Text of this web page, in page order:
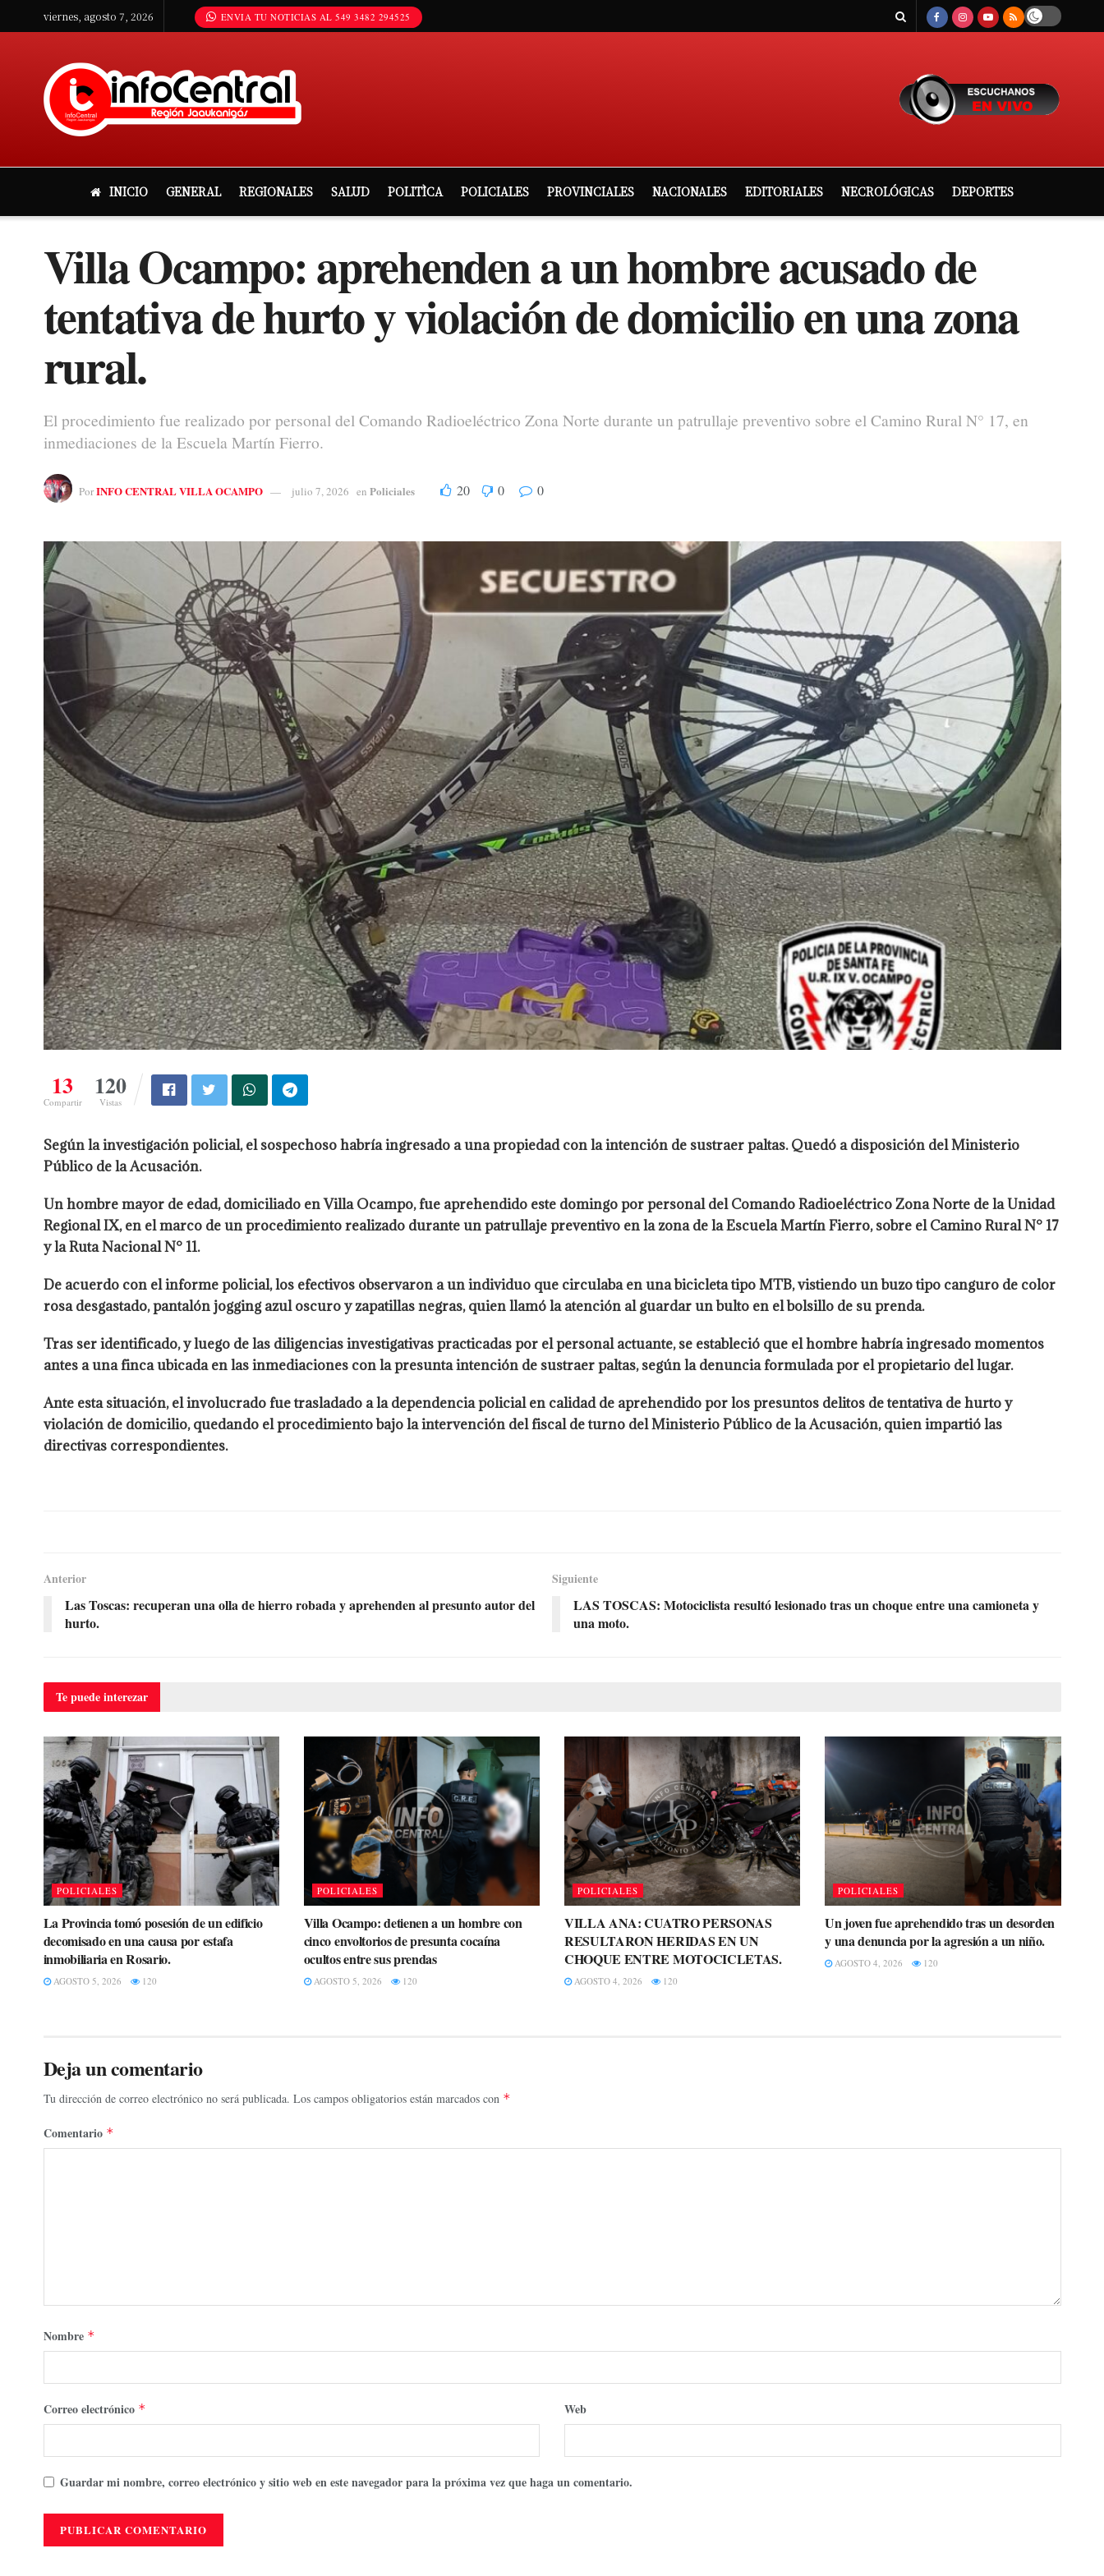
viernes, agosto 7, 2026 ENVIA TU NOTICIAS AL 549 3482 294525
INICIO GENERAL REGIONALES SALUD POLITÌCA POLICIALES PROVINCIALES NACIONALES EDITORIALES NECROLÓGICAS DEPORTES
Villa Ocampo: aprehenden a un hombre acusado de
tentativa de hurto y violación de domicilio en una zona
rural.
El procedimiento fue realizado por personal del Comando Radioeléctrico Zona Norte durante un patrullaje preventivo sobre el Camino Rural N° 17, en
inmediaciones de la Escuela Martín Fierro.
PorINFO CENTRAL VILLA OCAMPO julio 7, 2026 en Policiales 20 0 0
13
Compartir
120
Vistas
Según la investigación policial, el sospechoso habría ingresado a una propiedad con la intención de sustraer paltas. Quedó a disposición del Ministerio
Público de la Acusación.
Un hombre mayor de edad, domiciliado en Villa Ocampo, fue aprehendido este domingo por personal del Comando Radioeléctrico Zona Norte de la Unidad
Regional IX, en el marco de un procedimiento realizado durante un patrullaje preventivo en la zona de la Escuela Martín Fierro, sobre el Camino Rural N° 17
y la Ruta Nacional N° 11.
De acuerdo con el informe policial, los efectivos observaron a un individuo que circulaba en una bicicleta tipo MTB, vistiendo un buzo tipo canguro de color
rosa desgastado, pantalón jogging azul oscuro y zapatillas negras, quien llamó la atención al guardar un bulto en el bolsillo de su prenda.
Tras ser identificado, y luego de las diligencias investigativas practicadas por el personal actuante, se estableció que el hombre habría ingresado momentos
antes a una finca ubicada en las inmediaciones con la presunta intención de sustraer paltas, según la denuncia formulada por el propietario del lugar.
Ante esta situación, el involucrado fue trasladado a la dependencia policial en calidad de aprehendido por los presuntos delitos de tentativa de hurto y
violación de domicilio, quedando el procedimiento bajo la intervención del fiscal de turno del Ministerio Público de la Acusación, quien impartió las
directivas correspondientes.
Anterior
Las Toscas: recuperan una olla de hierro robada y aprehenden al presunto autor del
hurto.
Siguiente
LAS TOSCAS: Motociclista resultó lesionado tras un choque entre una camioneta y
una moto.
Te puedeinterezar
POLICIALES
La Provincia tomó posesión de un edificio
decomisado en una causa por estafa
inmobiliaria en Rosario.
AGOSTO 5, 2026 120
POLICIALES
Villa Ocampo: detienen a un hombre con
cinco envoltorios de presunta cocaína
ocultos entre sus prendas
AGOSTO 5, 2026 120
POLICIALES
VILLA ANA: CUATRO PERSONAS
RESULTARON HERIDAS EN UN
CHOQUE ENTRE MOTOCICLETAS.
AGOSTO 4, 2026 120
POLICIALES
Un joven fue aprehendido tras un desorden
y una denuncia por la agresión a un niño.
AGOSTO 4, 2026 120
Deja un comentario
Tu dirección de correo electrónico no será publicada. Los campos obligatorios están marcados con *
Comentario *
Nombre *
Correo electrónico * Web
Guardar mi nombre, correo electrónico y sitio web en este navegador para la próxima vez que haga un comentario.